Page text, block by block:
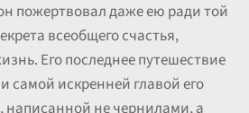
пожертвовал даже ею ради той
всеобщего счастья,
Его последнее путешествие
самой искренней главой его
не чернилами, а